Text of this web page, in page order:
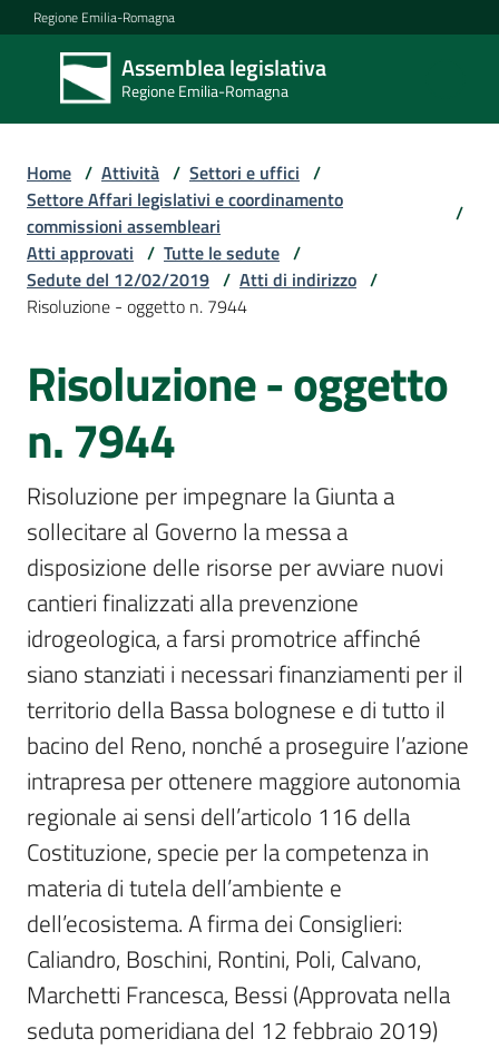
Vai al contenuto
Vai alla navigazione
Vai al footer
Regione Emilia-Romagna
Assemblea legislativa
Regione Emilia-Romagna
Assemblea
legislativa
Regione Emilia-
Assemblea
Per
i
media
Per
i
cittadini
Home / Attività / Settori e uffici /
Settore Affari legislativi e coordinamento
commissioni assembleari
/
Atti approvati / Tutte le sedute /
Sedute del 12/02/2019 / Atti di indirizzo /
Risoluzione - oggetto n. 7944
Risoluzione - oggetto
n. 7944
Risoluzione per impegnare la Giunta a
sollecitare al Governo la messa a
disposizione delle risorse per avviare nuovi
cantieri finalizzati alla prevenzione
idrogeologica, a farsi promotrice affinché
siano stanziati i necessari finanziamenti per il
territorio della Bassa bolognese e di tutto il
bacino del Reno, nonché a proseguire l’azione
intrapresa per ottenere maggiore autonomia
regionale ai sensi dell’articolo 116 della
Costituzione, specie per la competenza in
materia di tutela dell’ambiente e
dell’ecosistema. A firma dei Consiglieri:
Caliandro, Boschini, Rontini, Poli, Calvano,
Marchetti Francesca, Bessi (Approvata nella
seduta pomeridiana del 12 febbraio 2019)